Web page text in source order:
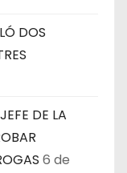
DOS
DE LA
6 de